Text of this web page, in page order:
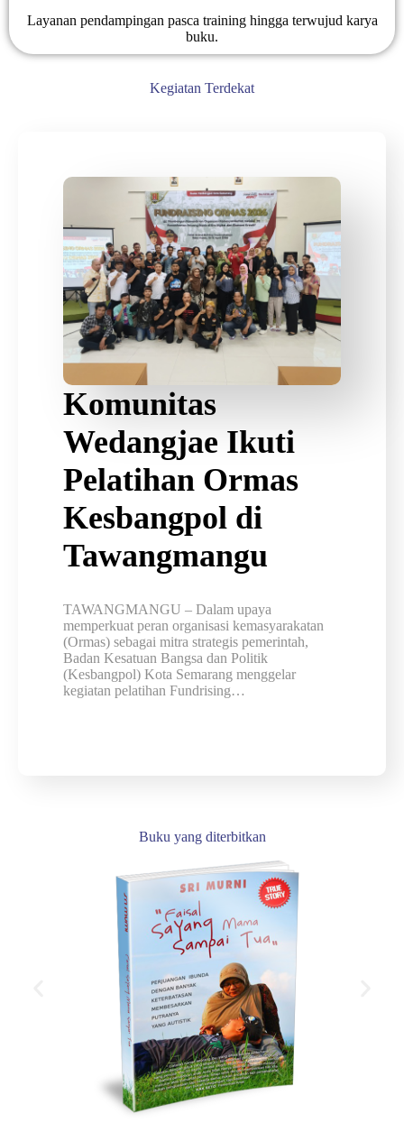
Layanan pendampingan pasca training hingga terwujud karya
buku.
Kegiatan Terdekat
Komunitas
Wedangjae Ikuti
Pelatihan Ormas
Kesbangpol di
Tawangmangu
TAWANGMANGU – Dalam upaya
memperkuat peran organisasi kemasyarakatan
(Ormas) sebagai mitra strategis pemerintah,
Badan Kesatuan Bangsa dan Politik
(Kesbangpol) Kota Semarang menggelar
kegiatan pelatihan Fundrising…
Buku yang diterbitkan